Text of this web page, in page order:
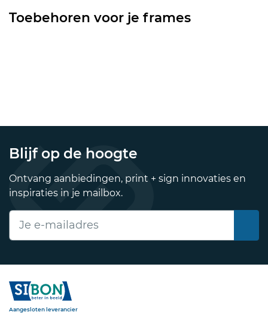
Toebehoren voor je frames
Blijf op de hoogte
Ontvang aanbiedingen, print + sign innovaties en
inspiraties in je mailbox.
E-mailadres
Sibon
Aangesloten leverancier